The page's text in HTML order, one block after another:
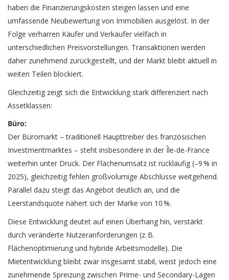
haben die Finanzierungskosten steigen lassen und eine
umfassende Neubewertung von Immobilien ausgelöst. In der
Folge verharren Käufer und Verkäufer vielfach in
unterschiedlichen Preisvorstellungen. Transaktionen werden
daher zunehmend zurückgestellt, und der Markt bleibt aktuell in
weiten Teilen blockiert.
Gleichzeitig zeigt sich die Entwicklung stark differenziert nach
Assetklassen:
Büro:
Der Büromarkt – traditionell Haupttreiber des französischen
Investmentmarktes – steht insbesondere in der Île-de-France
weiterhin unter Druck. Der Flächenumsatz ist rückläufig (–9 % in
2025), gleichzeitig fehlen großvolumige Abschlüsse weitgehend.
Parallel dazu steigt das Angebot deutlich an, und die
Leerstandsquote nähert sich der Marke von 10 %.
Diese Entwicklung deutet auf einen Überhang hin, verstärkt
durch veränderte Nutzeranforderungen (z. B.
Flächenoptimierung und hybride Arbeitsmodelle). Die
Mietentwicklung bleibt zwar insgesamt stabil, weist jedoch eine
zunehmende Spreizung zwischen Prime- und Secondary-Lagen